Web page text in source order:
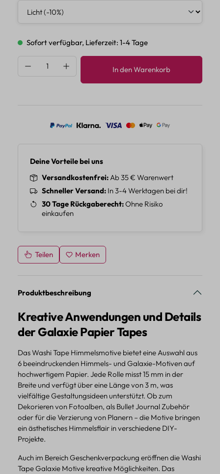
Sofort verfügbar, Lieferzeit: 1-4 Tage
Produkt Anzahl: Gib den gewünschten
In den Warenkorb
Deine Vorteile bei uns
Versandkostenfrei Ab 35 € Warenwert
Schneller Versand In 3-4 Werktagen bei dir!
30 Tage Rückgaberecht Ohne Risiko
einkaufen
Teilen Merken
Produktbeschreibung
Kreative Anwendungen und Details
der Galaxie Papier Tapes
Das Washi Tape Himmelsmotive bietet eine Auswahl aus
6 beeindruckenden Himmels- und Galaxie-Motiven auf
hochwertigem Papier. Jede Rolle misst 15 mm in der
Breite und verfügt über eine Länge von 3 m, was
vielfältige Gestaltungsideen unterstützt. Ob zum
Dekorieren von Fotoalben, als Bullet Journal Zubehör
oder für die Verzierung von Planern – die Motive bringen
ein ästhetisches Himmelsflair in verschiedene DIY-
Projekte.
Auch im Bereich Geschenkverpackung eröffnen die Washi
Tape Galaxie Motive kreative Möglichkeiten. Das